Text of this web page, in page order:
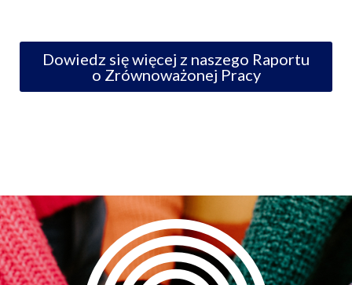
Dowiedz się więcej z naszego Raportu
o Zrównoważonej Pracy